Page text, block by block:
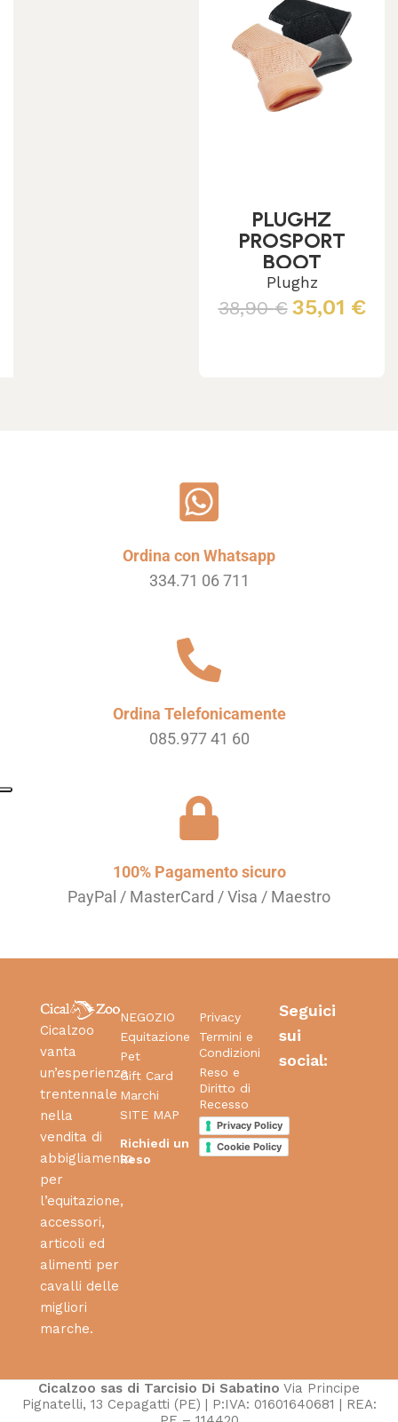
PLUGHZ
PROSPORT
BOOT
BUMPERS
Plughz
38,90€ 35,01 €
Ordina con Whatsapp
334.71 06 711
Ordina Telefonicamente
085.977 41 60
100% Pagamento sicuro
PayPal / MasterCard / Visa / Maestro
Cicalzoo
vanta
un’esperienza
trentennale
nella
vendita di
abbigliamento
per
l’equitazione,
accessori,
articoli ed
alimenti per
cavalli delle
migliori
marche.
NEGOZIO
Equitazione
Pet
Gift Card
Marchi
SITE MAP
Richiedi un
Reso
Privacy
Termini e
Condizioni
Reso e
Diritto di
Recesso
Privacy Policy
Cookie Policy
Seguici
sui
social:
Cicalzoo sas di Tarcisio Di Sabatino Via Principe
Pignatelli, 13 Cepagatti (PE) | P:IVA: 01601640681 | REA: